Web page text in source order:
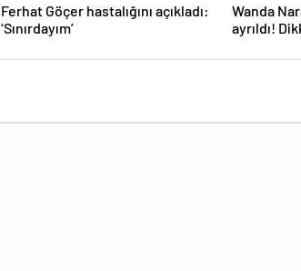
Ferhat Göçer hastalığını açıkladı:
‘Sınırdayım’
Wanda
ayrıldı!